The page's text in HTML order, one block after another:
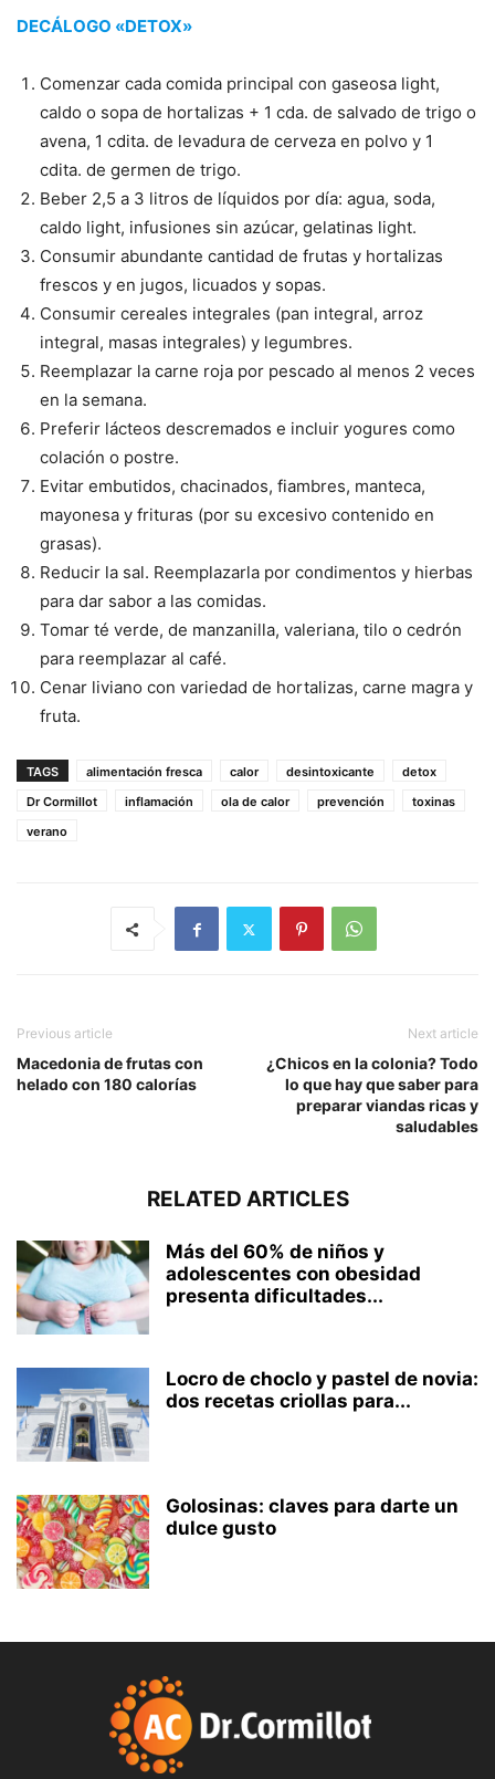
DECÁLOGO «DETOX»
Comenzar cada comida principal con gaseosa light,
caldo o sopa de hortalizas + 1 cda. de salvado de trigo o
avena, 1 cdita. de levadura de cerveza en polvo y 1
cdita. de germen de trigo.
Beber 2,5 a 3 litros de líquidos por día: agua, soda,
caldo light, infusiones sin azúcar, gelatinas light.
Consumir abundante cantidad de frutas y hortalizas
frescos y en jugos, licuados y sopas.
Consumir cereales integrales (pan integral, arroz
integral, masas integrales) y legumbres.
Reemplazar la carne roja por pescado al menos 2 veces
en la semana.
Preferir lácteos descremados e incluir yogures como
colación o postre.
Evitar embutidos, chacinados, fiambres, manteca,
mayonesa y frituras (por su excesivo contenido en
grasas).
Reducir la sal. Reemplazarla por condimentos y hierbas
para dar sabor a las comidas.
Tomar té verde, de manzanilla, valeriana, tilo o cedrón
para reemplazar al café.
Cenar liviano con variedad de hortalizas, carne magra y
fruta.
TAGS alimentación fresca calor desintoxicante
detox
Dr Cormillot
inflamación ola de calor prevención
toxinas
verano
Previous article
Macedonia de frutas con
helado con 180 calorías
Next article
¿Chicos en la colonia? Todo
lo que hay que saber para
preparar viandas ricas y
saludables
RELATED ARTICLES
Más del 60% de niños y
adolescentes con obesidad
presenta dificultades...
Locro de choclo y pastel de novia:
dos recetas criollas para...
Golosinas: claves para darte un
dulce gusto